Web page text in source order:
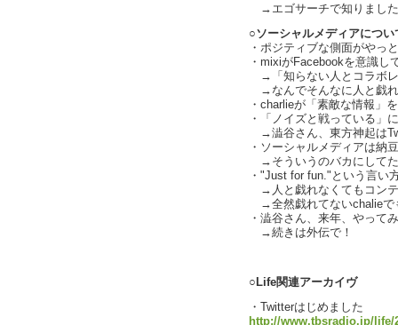
→エゴサーチで知りまし
○ソーシャルメディアにつ
・ポジティブな側面がやっ
・mixiがFacebookを意識し
→「知らない人とコラボ
→なんでそんなに人と戯
・charlieが「素敵な情報」
・「ノイズと戦っている」
→澁谷さん、東方神起は
・ソーシャルメディアは納
→そういうのバカにして
・"Just for fun."という言い
→人と戯れなくてもコン
→全然戯れてないchalieで
・澁谷さん、来年、やって
→続きは外伝で！
○Life関連アーカイヴ
・Twitterはじめました
http://www.tbsradio.jp/life/